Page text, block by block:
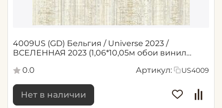
4009US (GD) Бельгия / Universe 2023 /
ВСЕЛЕННАЯ 2023 (1,06*10,05м обои винил
0.0
Артикул: US4009
Нет в наличии